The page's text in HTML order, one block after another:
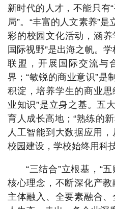
新时代的人才，不能只有
局”。“丰富的人文素养”
彩的校园文化活动，涵
国际视野”是出海之帆。
联盟，开展国际交流与
界；“敏锐的商业意识”是
积淀，培养学生的商业
业知识”是立身之基。五
育人成长高地；“熟练的
人工智能到大数据应用
校园建设，学校始终用科
“三结合”立根基，“
核心理念，不断深化产
主体融入、全要素融合